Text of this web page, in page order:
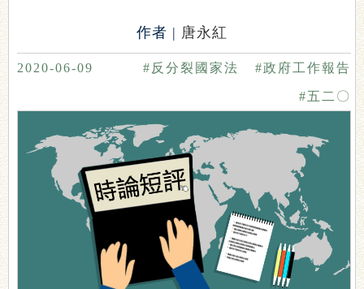
作者 | 唐永紅
2020-06-09 #政府工作報告
#反分裂國家法
#五二〇